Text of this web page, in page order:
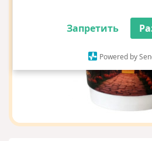
Запретить
Powered by